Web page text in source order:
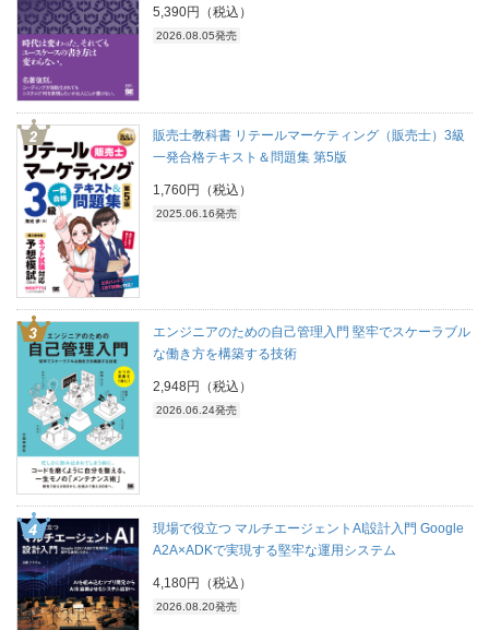
5,390円（税込）
2026.08.05発売
販売士教科書 リテールマーケティング（販売士）3級
一発合格テキスト＆問題集 第5版
1,760円（税込）
2025.06.16発売
エンジニアのための自己管理入門 堅牢でスケーラブル
な働き方を構築する技術
2,948円（税込）
2026.06.24発売
現場で役立つ マルチエージェントAI設計入門 Google
A2A×ADKで実現する堅牢な運用システム
4,180円（税込）
2026.08.20発売